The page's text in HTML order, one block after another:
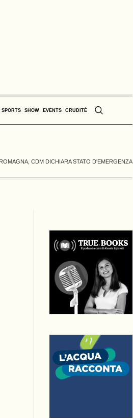
SPORTS SHOW EVENTS CRUDITÈ
CDM DICHIARA STATO D'EMERGENZA